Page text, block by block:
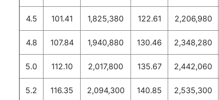
4.5 101.41 1,825,380 122.61 2,206,980
4.8 107.84 1,940,880 130.46 2,348,280
5.0 112.10 2,017,800 135.67 2,442,060
5.2 116.35 2,094,300 140.85 2,535,300